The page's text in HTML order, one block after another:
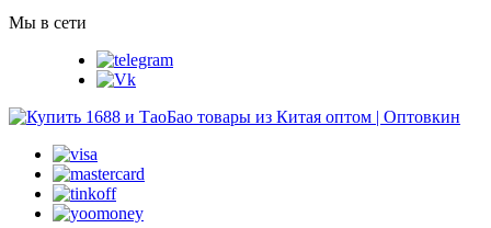
Мы в сети